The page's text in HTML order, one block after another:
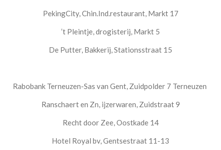
PekingCity, Chin.Ind.restaurant, Markt 17
’t Pleintje, drogisterij, Markt 5
De Putter, Bakkerij, Stationsstraat 15
Rabobank Terneuzen-Sas van Gent, Zuidpolder 7 Terneuzen
Ranschaert en Zn, ijzerwaren, Zuidstraat 9
Recht door Zee, Oostkade 14
Hotel Royal bv, Gentsestraat 11-13